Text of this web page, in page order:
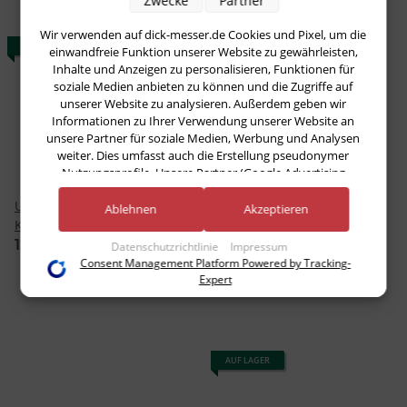
AUF LAGER
Universalzange,
Kunststoffgriff 24 cm von
Dick
12,98 €
AUF LAGER
Universalzange,
Dick
20,09 €*
AUF LAGER
Wir verwenden auf dick-messer.de Cookies und Pixel, um die
einwandfreie Funktion unserer Website zu gewährleisten,
Inhalte und Anzeigen zu personalisieren, Funktionen für
soziale Medien anbieten zu können und die Zugriffe auf
unserer Website zu analysieren. Außerdem geben wir
Informationen zu Ihrer Verwendung unserer Website an
unsere Partner für soziale Medien, Werbung und Analysen
weiter. Dies umfasst auch die Erstellung pseudonymer
Nutzungsprofile. Unsere Partner (Google Advertising
Products) führen diese Informationen möglicherweise mit
weiteren Daten zusammen, die Sie ihnen bereitgestellt haben
im Rahmen Ihrer Nutzung der Dienste gesammelt haben
(bspw. Nutzungsdaten anderer Geräte). Ihre Einwilligung zur
Nutzung von Cookies und Pixeln können Sie jederzeit
Zwecke der Datenverarbeitung durch unsere Partner:
Datenschutzrichtlinie Impressum
Ablehnen Akzeptieren
Consent Management Platform Powered by Tracking-
Expert